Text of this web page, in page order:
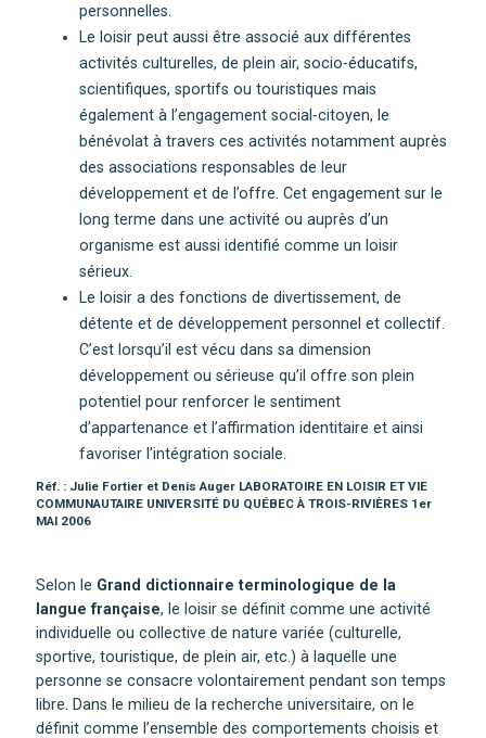
personnelles.
Le loisir peut aussi être associé aux différentes
activités culturelles, de plein air, socio-éducatifs,
scientifiques, sportifs ou touristiques mais
également à l’engagement social-citoyen, le
bénévolat à travers ces activités notamment auprès
des associations responsables de leur
développement et de l’offre. Cet engagement sur le
long terme dans une activité ou auprès d’un
organisme est aussi identifié comme un loisir
sérieux.
Le loisir a des fonctions de divertissement, de
détente et de développement personnel et collectif.
C’est lorsqu’il est vécu dans sa dimension
développement ou sérieuse qu’il offre son plein
potentiel pour renforcer le sentiment
d’appartenance et l’affirmation identitaire et ainsi
favoriser l’intégration sociale.
Réf. : Julie Fortier et Denis Auger LABORATOIRE EN LOISIR ET VIE
COMMUNAUTAIRE UNIVERSITÉ DU QUÉBEC À TROIS-RIVIÈRES 1er
MAI 2006
Selon le Grand dictionnaire terminologique de la
langue française, le loisir se définit comme une activité
individuelle ou collective de nature variée (culturelle,
sportive, touristique, de plein air, etc.) à laquelle une
personne se consacre volontairement pendant son temps
libre. Dans le milieu de la recherche universitaire, on le
définit comme l’ensemble des comportements choisis et